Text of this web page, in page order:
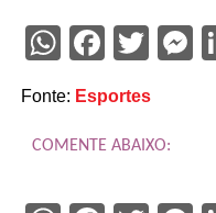
Fonte: Esportes
COMENTE ABAIXO: